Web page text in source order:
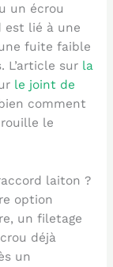
un écrou
est lié à une
fuite faible
L’article sur la
le joint de
comment
le
laiton ?
option
un filetage
déjà
un